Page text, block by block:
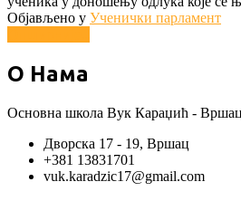
Објављено у Ученички парламент
О Нама
Основна школа Вук Караџић -
Дворска 17 - 19, Вршац
+381 13831701
vuk.karadzic17@gmail.com